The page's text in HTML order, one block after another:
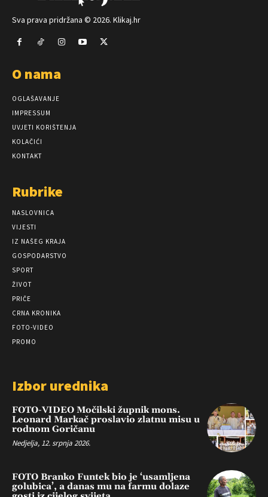
Sva prava pridržana © 2026. Klikaj.hr
O nama
OGLAŠAVANJE
IMPRESSUM
UVJETI KORIŠTENJA
KOLAČIĆI
KONTAKT
Rubrike
NASLOVNICA
VIJESTI
IZ NAŠEG KRAJA
GOSPODARSTVO
SPORT
ŽIVOT
PRIČE
CRNA KRONIKA
FOTO-VIDEO
PROMO
Izbor urednika
FOTO-VIDEO Močilski župnik mons.
Leonard Markač proslavio zlatnu misu u
rodnom Goričanu
Nedjelja, 12. srpnja 2026.
FOTO Branko Funtek bio je ‘usamljena
golubica’, a danas mu na farmu dolaze